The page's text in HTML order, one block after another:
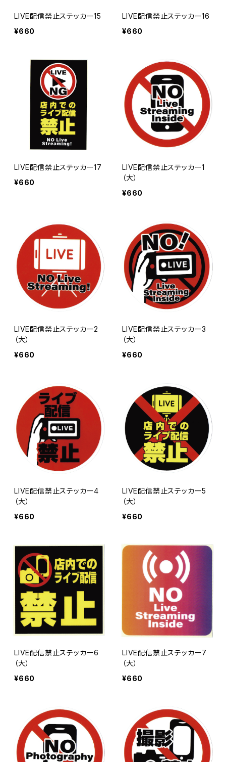
LIVE配信禁止ステッカー15
¥660
LIVE配信禁止ステッカー16
¥660
LIVE配信禁止ステッカー17
¥660
LIVE配信禁止ステッカー1
（大）
¥660
LIVE配信禁止ステッカー2
（大）
¥660
LIVE配信禁止ステッカー3
（大）
¥660
LIVE配信禁止ステッカー4
（大）
¥660
LIVE配信禁止ステッカー5
（大）
¥660
LIVE配信禁止ステッカー6
（大）
¥660
LIVE配信禁止ステッカー7
（大）
¥660